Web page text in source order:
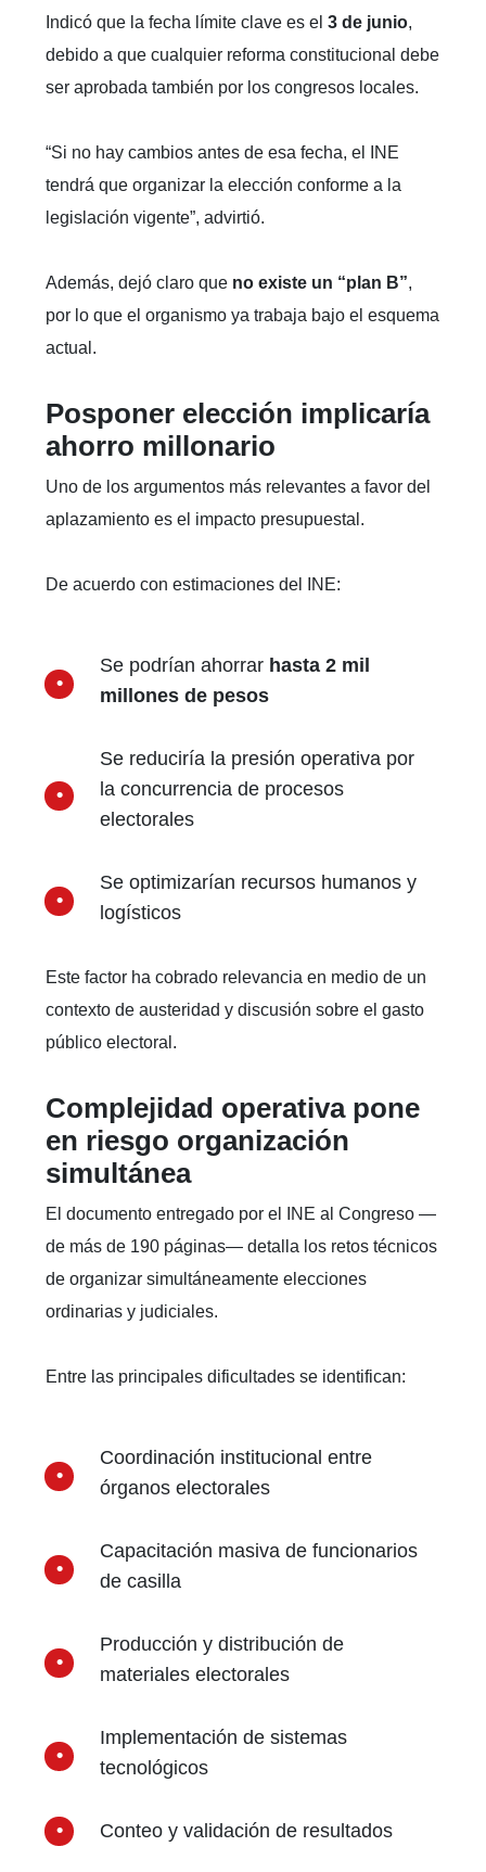
Indicó que la fecha límite clave es el 3 de junio,
debido a que cualquier reforma constitucional debe
ser aprobada también por los congresos locales.
“Si no hay cambios antes de esa fecha, el INE
tendrá que organizar la elección conforme a la
legislación vigente”, advirtió.
Además, dejó claro que no existe un “plan B”,
por lo que el organismo ya trabaja bajo el esquema
actual.
Posponer elección implicaría
ahorro millonario
Uno de los argumentos más relevantes a favor del
aplazamiento es el impacto presupuestal.
De acuerdo con estimaciones del INE:
Se podrían ahorrar hasta 2 mil
millones de pesos
Se reduciría la presión operativa por
la concurrencia de procesos
electorales
Se optimizarían recursos humanos y
logísticos
Este factor ha cobrado relevancia en medio de un
contexto de austeridad y discusión sobre el gasto
público electoral.
Complejidad operativa pone
en riesgo organización
simultánea
El documento entregado por el INE al Congreso —
de más de 190 páginas— detalla los retos técnicos
de organizar simultáneamente elecciones
ordinarias y judiciales.
Entre las principales dificultades se identifican:
Coordinación institucional entre
órganos electorales
Capacitación masiva de funcionarios
de casilla
Producción y distribución de
materiales electorales
Implementación de sistemas
tecnológicos
Conteo y validación de resultados